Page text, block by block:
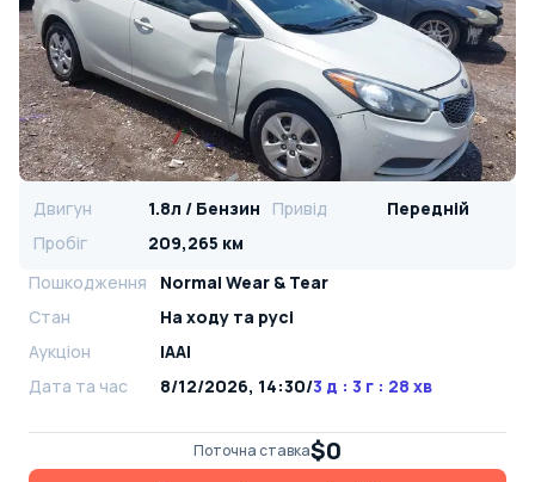
Двигун 1.8л / Бензин Привід
Передній
Пробіг
209,265 км
Пошкодження
Normal Wear & Tear
Стан
На ​​ходу та русі
Аукціон
IAAI
Дата та час
8/12/2026, 14:30/3 д : 3 г : 28 хв
Поточна ставка$0